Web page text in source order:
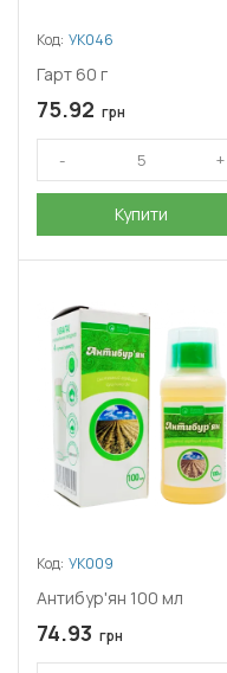
Код: УК046
Гарт 60 г
75.92 грн
Купити
Код: УК009
Антибур'ян 100 мл
74.93 грн